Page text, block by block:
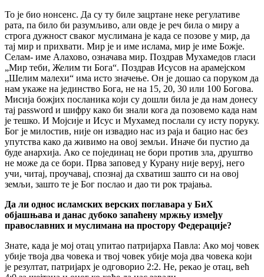
То је био нонсенс. Да су ту биле зацртане неке регулативе
рата, па било би разумљиво, али овде је реч била о миру а
строга дужност сваког муслимана је када се позове у мир, да
тај мир и прихвати. Мир је и име ислама, мир је име Божје.
Селам- име Алахово, означава мир. Поздрав Мухамедов гласи
„Мир теби, Желим ти Бога“. Поздрав Исусов на арамејском
„Шелим малехи“ има исто значење. Он је дошао са поруком да
нам укаже на јединство Бога, не на 15, 20, 30 или 100 Богова.
Мисија божјих посланика који су дошли била је да нам донесу
тај password и шифру како би знали кога да позовемо када нам
је тешко. И Мојсије и Исус и Мухамед послали су исту поруку.
Бог је милостив, није он извадио нас из раја и бацио нас без
упутства како да живимо на овој земљи. Иначе би пустио да
буде анархија. Ако се појединац не бори против зла, друштво
не може да се бори. Прва заповед у Курану није веруј, него
учи, читај, проучавај, спознај да схватиш зашто си на овој
земљи, зашто те је Бог послао и дао ти рок трајања.
Да ли однос исламских верских поглавара у БиХ
објашњава и данас дубоко запаћену мржњу између
православних и муслимана на простору Федерације?
Знате, када је мој отац упитао патријарха Павла: Ако мој човек
убије твоја два човека и твој човек убије моја два човека који
је резултат, патријарх је одговорио 2:2. Не, рекао је отац, већ